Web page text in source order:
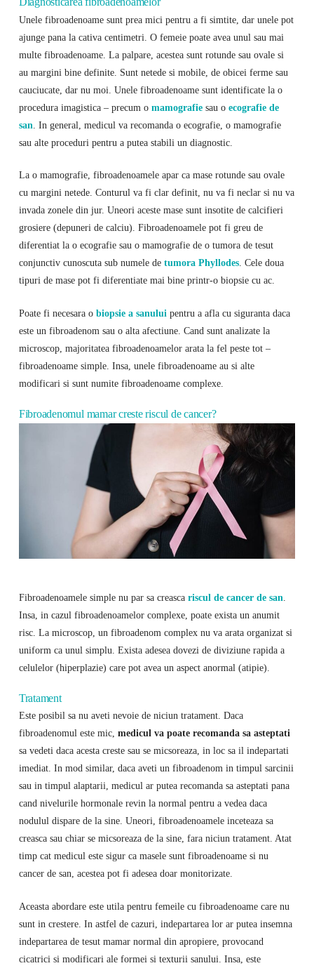
Unele fibroadenoame sunt prea mici pentru a fi simtite, dar unele pot
ajunge pana la cativa centimetri. O femeie poate avea unul sau mai
multe fibroadenoame. La palpare, acestea sunt rotunde sau ovale si
au margini bine definite. Sunt netede si mobile, de obicei ferme sau
cauciucate, dar nu moi. Unele fibroadenoame sunt identificate la o
procedura imagistica – precum o mamografiesau o ecografie de
san . In general, medicul va recomanda o ecografie, o mamografie
sau alte proceduri pentru a putea stabili un diagnostic.
La o mamografie, fibroadenoamele apar ca mase rotunde sau ovale
cu margini netede. Conturul va fi clar definit, nu va fi neclar si nu va
invada zonele din jur. Uneori aceste mase sunt insotite de calcifieri
grosiere (depuneri de calciu). Fibroadenoamele pot fi greu de
diferentiat la o ecografie sau o mamografie de o tumora de tesut
conjunctiv cunoscuta sub numele de tumora Phyllodes. Cele doua
tipuri de mase pot fi diferentiate mai bine printr-o biopsie cu ac.
Poate fi necesara o biopsie a sanului pentru a afla cu siguranta daca
este un fibroadenom sau o alta afectiune. Cand sunt analizate la
microscop, majoritatea fibroadenoamelor arata la fel peste tot –
fibroadenoame simple. Insa, unele fibroadenoame au si alte
modificari si sunt numite fibroadenoame complexe.
Fibroadenomul mamar creste riscul de cancer?
Fibroadenoamele simple nu par sa creasca riscul de cancer de san
Insa, in cazul fibroadenoamelor complexe, poate exista un anumit
risc. La microscop, un fibroadenom complex nu va arata organizat si
uniform ca unul simplu. Exista adesea dovezi de diviziune rapida a
celulelor (hiperplazie) care pot avea un aspect anormal (atipie).
Tratament
Este posibil sa nu aveti nevoie de niciun tratament. Daca
fibroadenomul este mic, medicul va poate recomanda sa asteptati
sa vedeti daca acesta creste sau se micsoreaza, in loc sa il indepartati
imediat. In mod similar, daca aveti un fibroadenom in timpul sarcinii
sau in timpul alaptarii, medicul ar putea recomanda sa asteptati pana
cand nivelurile hormonale revin la normal pentru a vedea daca
nodulul dispare de la sine. Uneori, fibroadenoamele inceteaza sa
creasca sau chiar se micsoreaza de la sine, fara niciun tratament. Atat
timp cat medicul este sigur ca masele sunt fibroadenoame si nu
cancer de san, acestea pot fi adesea doar monitorizate.
Aceasta abordare este utila pentru femeile cu fibroadenoame care nu
sunt in crestere. In astfel de cazuri, indepartarea lor ar putea insemna
indepartarea de tesut mamar normal din apropiere, provocand
cicatrici si modificari ale formei si texturii sanului. Insa, este